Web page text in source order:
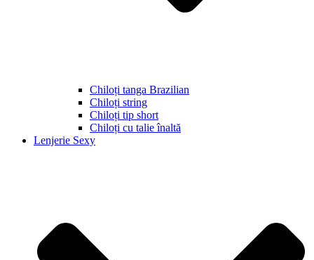
Chiloți tanga Brazilian
Chiloți string
Chiloți tip short
Chiloți cu talie înaltă
Lenjerie Sexy